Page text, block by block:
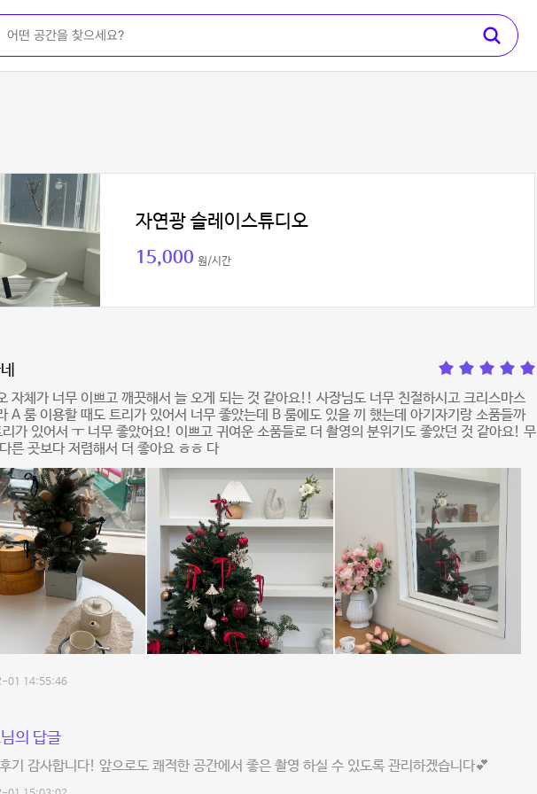
자연광 슬레이스튜디오
15,000 원/시간
자체가 너무 이쁘고 깨끗해서 늘 오게 되는 것 같아요!! 사장님도 너무 친절하시고 크리스마스
A 룸 이용할 때도 트리가 있어서 너무 좋았는데 B 룸에도 있을 끼 했는데 아기자기랑 소품들까
가 있어서 ㅜ 너무 좋았어요! 이쁘고 귀여운 소품들로 더 촬영의 분위기도 좋았던 것 같아요! 무
른 곳보다 저렴해서 더 좋아요 ㅎㅎ 다
01 14:55:46
의 답글
기 감사합니다! 앞으로도 쾌적한 공간에서 좋은 촬영 하실 수 있도록 관리하겠습니다💕